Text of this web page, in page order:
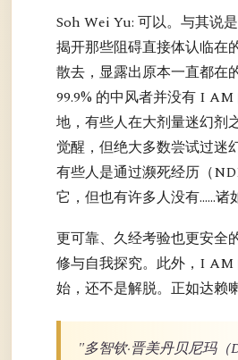
Soh Wei Yu: 可以。与其说
揭开那些阻碍直接体认临在
散去，显露出原本一直都在
99.9% 的中风者并没有 I
地，有些人在大剂量迷幻剂
觉醒，但绝大多数尝试过迷
有些人是通过濒死经历（
它，但也有许多人没有……诸
更可靠、久经考验也更安全
修与自我探究。此外，I AM
始，还不是解脱。正如达赖
"多智钦·晋美丹贝尼玛（